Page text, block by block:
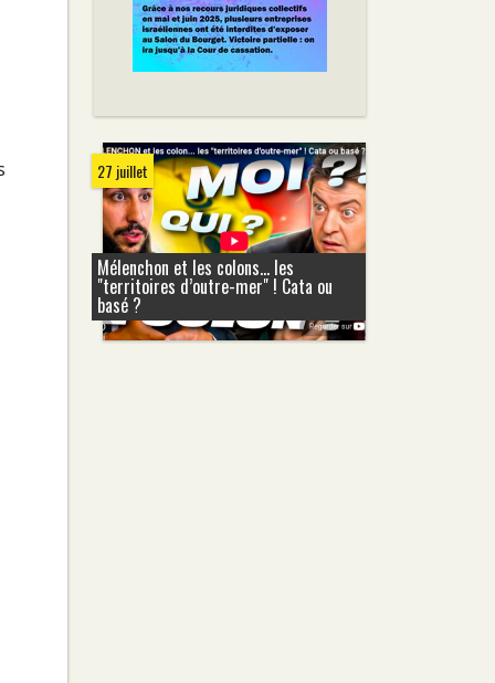
27 juillet
Mélenchon et les colons... les
"territoires d’outre-mer" ! Cata ou
basé ?